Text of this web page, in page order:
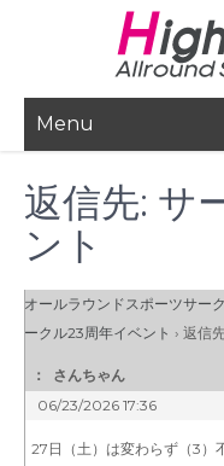
Menu
返信先: サ
ント
オールラウンドスポーツサー
ークル23周年イベント › 返信
：
さんちゃん
06/23/2026 17:36
27日（土）は変わらず（3）